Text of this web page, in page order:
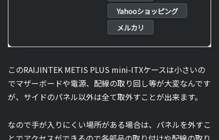
Yahooショッピング
メルカリ
このRAIJINTEK METIS PLUS mini-ITXケースは小さいの
でマザーボードや電源、配線の取り回し等が大変なんです
が、サイドのパネル以外は全て取外すことが出来ます。
なので手が入りにくい場所がある場合は、パネルを外すこ